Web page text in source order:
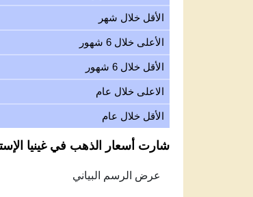
الأقل خلال شهر
الأعلى خلال 6 شهور
الأقل خلال 6 شهور
الاعلى خلال عام
الأقل خلال عام
شارت أسعار الذهب في غينيا
Feb 7, 2026 → Aug 7, 2026